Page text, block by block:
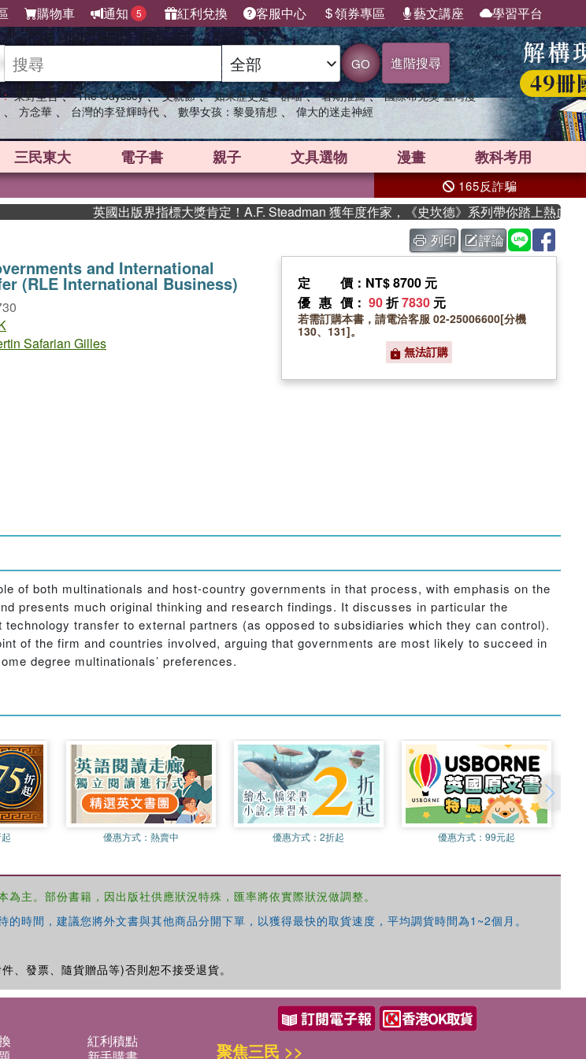
購物車 通知 5 紅利兌換 客服中心 領券專區 藝文講座 學習平台
GO 進階搜尋
東野圭吾 、 The Odyssey 、 父親節 、 如果歷史是一群喵 、 暑期推薦 、 國際布克獎 臺灣漫
、 方念華 、 台灣的李登輝時代 、 數學女孩：黎曼猜想 、 偉大的迷走神經
三民東大 電子書 親子 文具選物 漫畫 教科考用
165反詐騙
英國出版界指標大獎肯定！A.F. Steadman 獲年度作家，《史坎德》系列帶你踏上熱血奇幻旅
列印 評論
and International
(RLE International Business)
Safarian Gilles
定價 ：NT$ 8700 元
優惠價 ： 90折7830 元
若需訂購本書，請電洽客服 02-25006600[分機
130、131]。
無法訂購
of both multinationals and host-country governments in that process, with emphasis on the
presents much original thinking and research findings. It discusses in particular the
transfer to external partners (as opposed to subsidiaries which they can control).
of the firm and countries involved, arguing that governments are most likely to succeed in
degree multinationals’ preferences.
優惠方式： 熱賣中 優惠方式：2折起 優惠方式：99元起
主。部份書籍，因出版社供應狀況特殊，匯率將依實際狀況做調整。
時間，建議您將外文書與其他商品分開下單，以獲得最快的取貨速度，平均調貨時間為1~2個月。
、發票、隨貨贈品等)否則恕不接受退貨。
紅利積點
聚焦三民 >>